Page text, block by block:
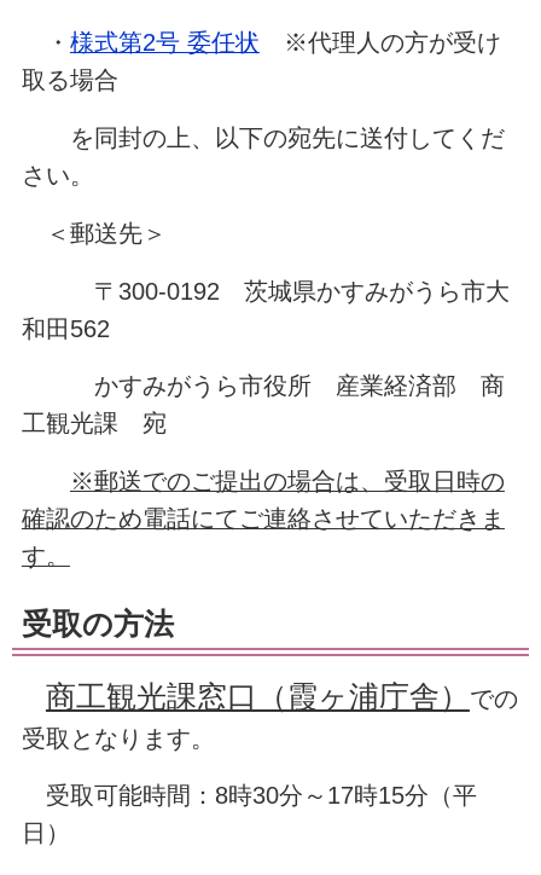
・ 様式第2号 委任状 ※代理人の方が受け
取る場合
を同封の上、以下の宛先に送付してくだ
さい。
＜郵送先＞
〒300-0192 茨城県かすみがうら市大
和田562
かすみがうら市役所 産業経済部 商
工観光課 宛
※郵送でのご提出の場合は、受取日時の
確認のため電話にてご連絡させていただきま
す。
受取の方法
商工観光課窓口（霞ヶ浦庁舎）
での
受取となります。
受取可能時間：8時30分～17時15分（平
日）